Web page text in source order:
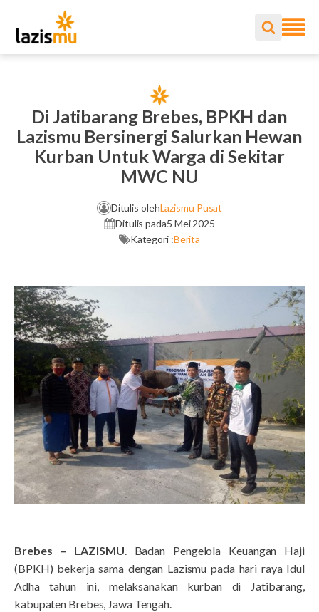
Di Jatibarang Brebes, BPKH dan
Lazismu Bersinergi Salurkan Hewan
Kurban Untuk Warga di Sekitar
MWC NU
Ditulis olehLazismu Pusat
Ditulis pada5 Mei 2025
Kategori :Berita
Brebes – LAZISMU . Badan Pengelola Keuangan Haji
(BPKH) bekerja sama dengan Lazismu pada hari raya Idul
Adha tahun ini, melaksanakan kurban di Jatibarang,
kabupaten Brebes, Jawa Tengah.